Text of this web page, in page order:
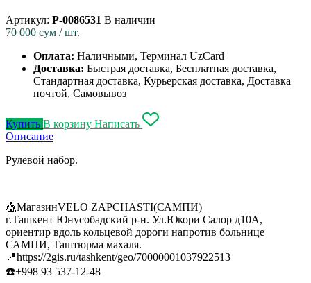
Артикул: P-0086531 В наличии
70 000 сум / шт.
Оплата: Наличными, Терминал UzCard
Доставка: Быстрая доставка, Бесплатная доставка,
Стандартная доставка, Курьерская доставка, Доставка
почтой, Самовывоз
Купить В корзину Написать
Описание
Рулевой набор.
🎪МагазинVELO ZAPCHASTI(САМПИ)
г.Ташкент Юнусобадский р-н. Ул.Юкори Салор д10А,
ориентир вдоль кольцевой дороги напротив больнице
САМПИ, Таштюрма махаля.
📍https://2gis.ru/tashkent/geo/70000001037922513
☎️+998 93 537-12-48